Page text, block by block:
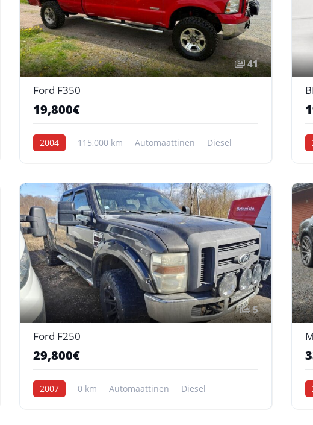
41
Ford F350
19,800€
2004 115,000 km Automaattinen Diesel
5
Ford F250
29,800€
2007 0 km Automaattinen Diesel